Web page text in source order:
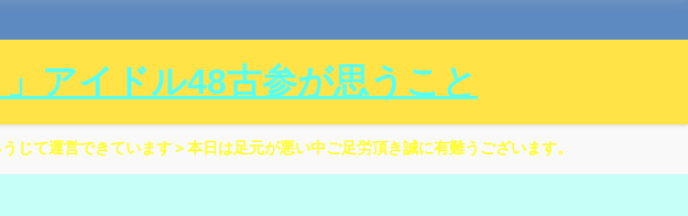
アイドル48古参が思うこと
て運営できています＞本日は足元が悪い中ご足労頂き誠に有難うございます。